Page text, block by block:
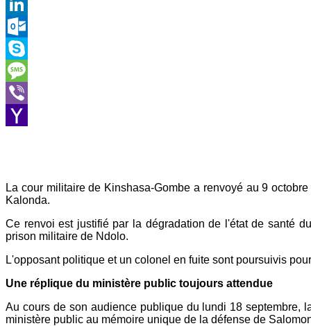
Gmail
LinkedIn
Outlook.com
Skype
Message
Viber
La cour militaire de Kinshasa-Gombe a renvoyé au 9
Kalonda.
Ce renvoi est justifié par la dégradation de l'état de santé
prison militaire de Ndolo.
L'opposant politique et un colonel en fuite sont poursuivis
Une réplique du ministère public toujours attendue
Au cours de son audience publique du lundi 18 septembre,
ministère public au mémoire unique de la défense de